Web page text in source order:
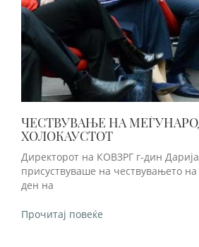
ЧЕСТВУВАЊЕ НА
ХОЛОКАУСТОТ
Директорот на КОВЗРГ г-дин
присуствуваше на чествувањето
ден на
Прочитај повеќе